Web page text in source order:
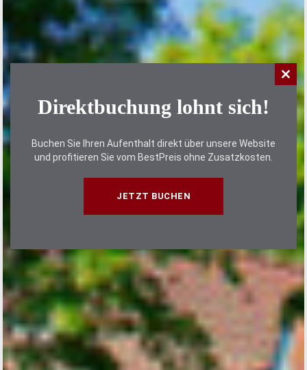
Ho
Close
this
Direktbuchung lohnt sich!
Buchen Sie Ihren Aufenthalt direkt über unsere Website
und profitieren Sie vom BestPreis ohne Zusatzkosten.
JETZT BUCHEN